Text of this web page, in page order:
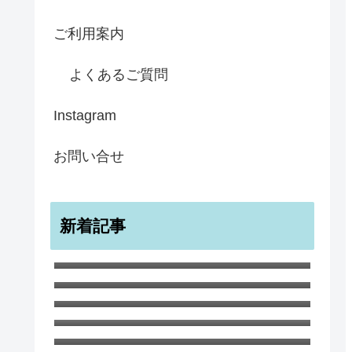
ご利用案内
よくあるご質問
Instagram
お問い合せ
新着記事
メンフクロウ ラブカード バレン
タイン アニバーサリー
宇宙のような無限のすばらしきかな
幸せ ノートブック A5
ワイルド・チャイルド ポストカー
ド１０枚セット
白ひつじ マグカップ
サマー・ツリー スコットランドの
夏の風景
8月 厳しい暑さが続いています
６月のガーデンでの生命と死 ハナ